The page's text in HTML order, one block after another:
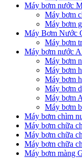
Máy bơm nước
Máy bơm
Máy bơm
Máy Bơm Nước
Máy bơm
Máy bơm nước
Máy bơm
Máy bơm
Máy bơm
Máy bơm
Máy bơm
Máy bơm
Máy bơm chìm
Máy bơm chữa
Máy bơm chữa
Máy bơm chữa
Máy bơm màng